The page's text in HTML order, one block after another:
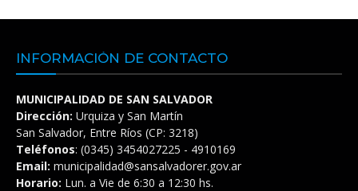
INFORMACIÓN DE CONTACTO
MUNICIPALIDAD DE SAN SALVADOR
Dirección: Urquiza y San Martín
San Salvador, Entre Ríos (CP: 3218)
Teléfonos: (0345) 3454027225 - 4910169
Email: municipalidad@sansalvadorer.gov.ar
Horario: Lun. a Vie de 6:30 a 12:30 hs.